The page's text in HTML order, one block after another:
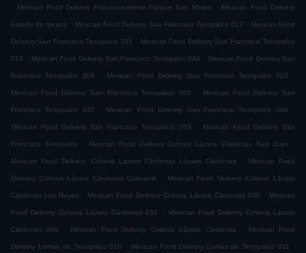
.
Mexican Food Delivery Fraccionamiento Parque San Mateo . Mexican Food Delivery
Estado de mexico . Mexican Food Delivery San Francisco Tenopalco 017 . Mexican Food
Delivery San Francisco Tenopalco 011 . Mexican Food Delivery San Francisco Tenopalco
013 . Mexican Food Delivery San Francisco Tenopalco 044 . Mexican Food Delivery San
Francisco Tenopalco 008 . Mexican Food Delivery San Francisco Tenopalco 023 .
Mexican Food Delivery San Francisco Tenopalco 009 . Mexican Food Delivery San
Francisco Tenopalco 037 . Mexican Food Delivery San Francisco Tenopalco 046 .
Mexican Food Delivery San Francisco Tenopalco 055 . Mexican Food Delivery San
Francisco Tenopalco . Mexican Food Delivery Colonia Lázaro Cárdenas San Juan .
Mexican Food Delivery Colonia Lázaro Cárdenas Lázaro Cárdenas . Mexican Food
Delivery Colonia Lázaro Cárdenas Cueyamil . Mexican Food Delivery Colonia Lázaro
Cárdenas Los Reyes . Mexican Food Delivery Colonia Lázaro Cárdenas 030 . Mexican
Food Delivery Colonia Lázaro Cárdenas 051 . Mexican Food Delivery Colonia Lázaro
Cárdenas 008 . Mexican Food Delivery Colonia Lázaro Cárdenas . Mexican Food
Delivery Lomas de Tenopalco 010 . Mexican Food Delivery Lomas de Tenopalco 011 .